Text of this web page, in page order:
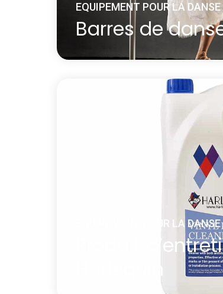
EQUIPEMENT POUR LA
Barres de
Entraînez-vous comme un
de votre foyer grâce à la barre
à propos Barres de danse portables
EQUIPEMENT POUR LA
Produit
Harlequin